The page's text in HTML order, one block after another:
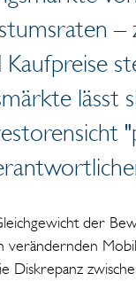
–
lässt
der